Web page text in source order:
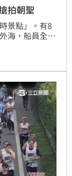
拍朝聖
景點」。有8
海，船員全員
現在工作人